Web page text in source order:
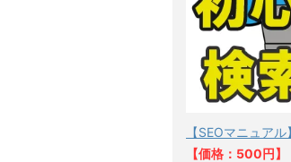
【SEOマニュア
【価格：500円】